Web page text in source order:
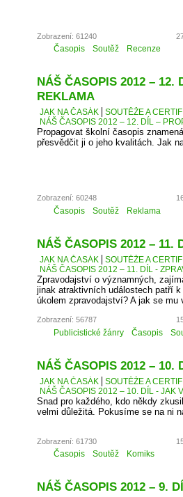
Zobrazení: 61240
Časopis Soutěž Recenze
NÁŠ ČASOPIS 2012 – 12.
REKLAMA
JAK NA ČASÁK
SOUTĚŽE A
NÁŠ ČASOPIS 2012 – 12. DÍL –
Propagovat školní časopis
přesvědčit ji o jeho kvalitách. Jak
Zobrazení: 60248
Časopis Soutěž Reklama
NÁŠ ČASOPIS 2012 – 11.
JAK NA ČASÁK
SOUTĚŽE A
NÁŠ ČASOPIS 2012 – 11. DÍL -
Zpravodajství o významných,
jinak atraktivních událostech patří
úkolem zpravodajství? A jak se
Zobrazení: 56787
Publicistické žánry Časopis
NÁŠ ČASOPIS 2012 – 10.
JAK NA ČASÁK
SOUTĚŽE A
NÁŠ ČASOPIS 2012 – 10. DÍL - JAK
Snad pro každého, kdo někdy
velmi důležitá. Pokusíme se na ni
Zobrazení: 61730
Časopis Soutěž Komiks
NÁŠ ČASOPIS 2012 – 9.